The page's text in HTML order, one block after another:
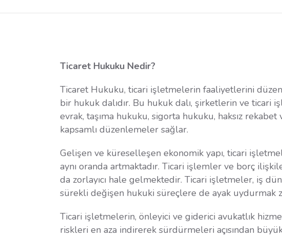
Ticaret Hukuku Nedir?
Ticaret Hukuku, ticari işletmelerin faaliyetlerini
bir hukuk dalıdır. Bu hukuk dalı, şirketlerin ve ticari
evrak, taşıma hukuku, sigorta hukuku, haksız
kapsamlı düzenlemeler sağlar.
Gelişen ve küreselleşen ekonomik yapı, ticari
aynı oranda artmaktadır. Ticari işlemler ve borç
da zorlayıcı hale gelmektedir. Ticari işletmeler, iş
sürekli değişen hukuki süreçlere de ayak uydurmak
Ticari işletmelerin, önleyici ve giderici avukatlık
riskleri en aza indirerek sürdürmeleri açısından